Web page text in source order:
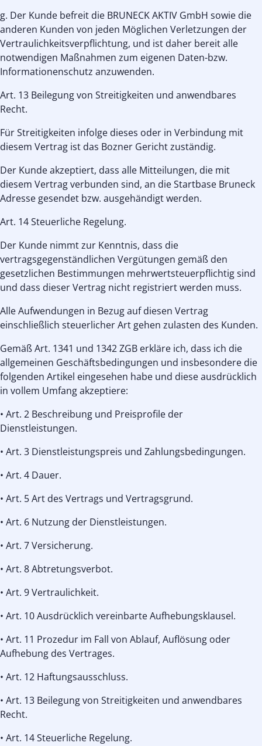
g. Der Kunde befreit die BRUNECK AKTIV GmbH sowie die
anderen Kunden von jeden Möglichen Verletzungen der
Vertraulichkeitsverpflichtung, und ist daher bereit alle
notwendigen Maßnahmen zum eigenen Daten-bzw.
Informationenschutz anzuwenden.
Art. 13 Beilegung von Streitigkeiten und anwendbares
Recht.
Für Streitigkeiten infolge dieses oder in Verbindung mit
diesem Vertrag ist das Bozner Gericht zuständig.
Der Kunde akzeptiert, dass alle Mitteilungen, die mit
diesem Vertrag verbunden sind, an die Startbase Bruneck
Adresse gesendet bzw. ausgehändigt werden.
Art. 14 Steuerliche Regelung.
Der Kunde nimmt zur Kenntnis, dass die
vertragsgegenständlichen Vergütungen gemäß den
gesetzlichen Bestimmungen mehrwertsteuerpflichtig sind
und dass dieser Vertrag nicht registriert werden muss.
Alle Aufwendungen in Bezug auf diesen Vertrag
einschließlich steuerlicher Art gehen zulasten des Kunden.
Gemäß Art. 1341 und 1342 ZGB erkläre ich, dass ich die
allgemeinen Geschäftsbedingungen und insbesondere die
folgenden Artikel eingesehen habe und diese ausdrücklich
in vollem Umfang akzeptiere:
• Art. 2 Beschreibung und Preisprofile der
Dienstleistungen.
• Art. 3 Dienstleistungspreis und Zahlungsbedingungen.
• Art. 4 Dauer.
• Art. 5 Art des Vertrags und Vertragsgrund.
• Art. 6 Nutzung der Dienstleistungen.
• Art. 7 Versicherung.
• Art. 8 Abtretungsverbot.
• Art. 9 Vertraulichkeit.
• Art. 10 Ausdrücklich vereinbarte Aufhebungsklausel.
• Art. 11 Prozedur im Fall von Ablauf, Auflösung oder
Aufhebung des Vertrages.
• Art. 12 Haftungsausschluss.
• Art. 13 Beilegung von Streitigkeiten und anwendbares
Recht.
• Art. 14 Steuerliche Regelung.